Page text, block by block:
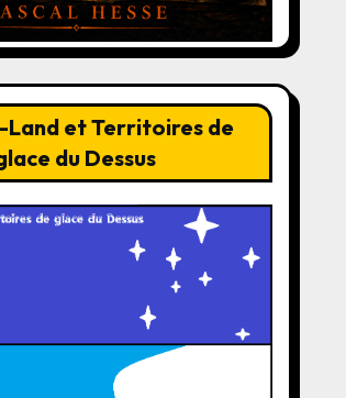
Land et Territoires de
du Dessus